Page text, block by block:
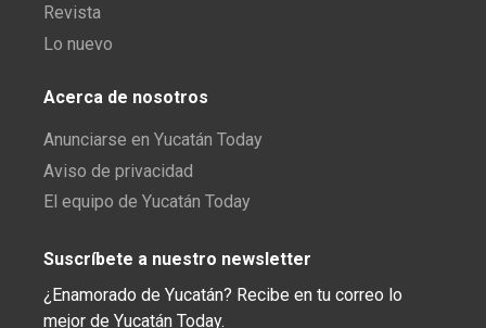
Revista
Lo nuevo
Acerca de nosotros
Anunciarse en Yucatán Today
Aviso de privacidad
El equipo de Yucatán Today
Suscríbete a nuestro newsletter
¿Enamorado de Yucatán? Recibe en tu correo lo
mejor de Yucatán Today.